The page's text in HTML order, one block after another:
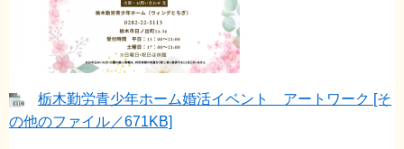
栃木勤労青少年ホーム婚活イベント アートワーク [そ
の他のファイル／671KB]